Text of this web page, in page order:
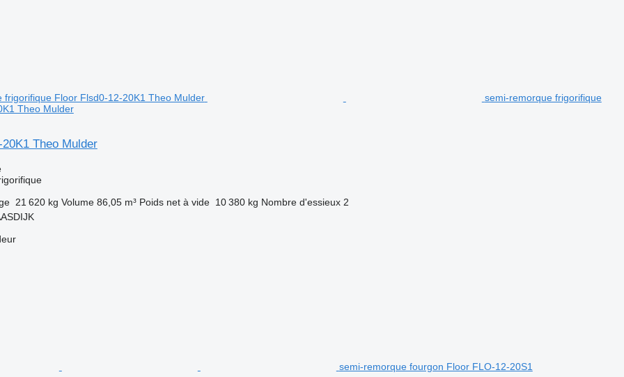
semi-remorque frigorifique
Theo Mulder
Theo Mulder
21 620 kg Volume 86,05 m³ Poids net à vide 10 380 kg Nombre d'essieux 2
semi-remorque fourgon Floor FLO-12-20S1